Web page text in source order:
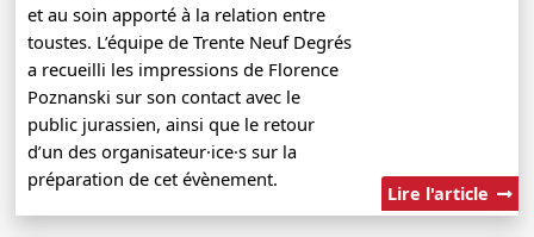
et au soin apporté à la relation entre
toustes. L’équipe de Trente Neuf Degrés
a recueilli les impressions de Florence
Poznanski sur son contact avec le
public jurassien, ainsi que le retour
d’un des organisateur·ice·s sur la
préparation de cet évènement.
Lire l'article